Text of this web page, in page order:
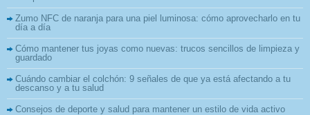
Zumo NFC de naranja para una piel luminosa: cómo aprovecharlo en tu
día a día
Cómo mantener tus joyas como nuevas: trucos sencillos de limpieza y
guardado
Cuándo cambiar el colchón: 9 señales de que ya está afectando a tu
descanso y a tu salud
Consejos de deporte y salud para mantener un estilo de vida activo